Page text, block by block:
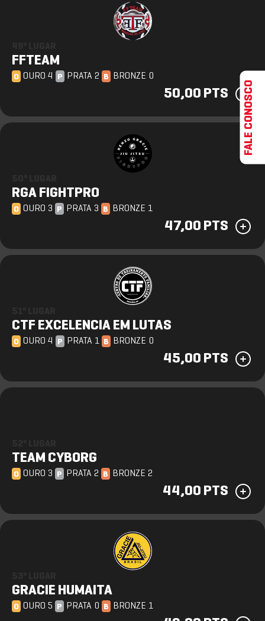
FFTEAM
O OURO 4 P PRATA 2 B BRONZE 0
50,00 PTS
RGA FIGHTPRO
O OURO 3 P PRATA 3 B BRONZE 1
47,00 PTS
CTF EXCELENCIA EM LUTAS
O OURO 4 P PRATA 1 B BRONZE 0
45,00 PTS
TEAM CYBORG
O OURO 3 P PRATA 2 B BRONZE 2
44,00 PTS
GRACIE HUMAITA
O OURO 5 P PRATA 0 B BRONZE 1
FALE CONOSCO